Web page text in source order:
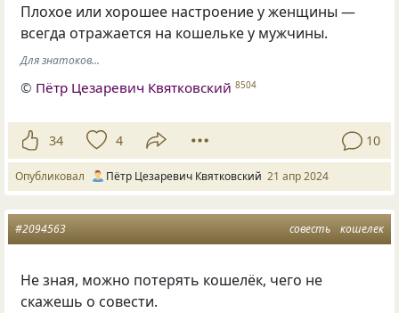
Плохое или хорошее настроение у женщины —
всегда отражается на кошельке у мужчины.
Для знатоков...
© Пётр Цезаревич Квятковский 8504
34 4 10
Опубликовал Пётр Цезаревич Квятковский 21 апр 2024
совесть кошелек
#2094563
Не зная, можно потерять кошелёк, чего не
скажешь о совести.